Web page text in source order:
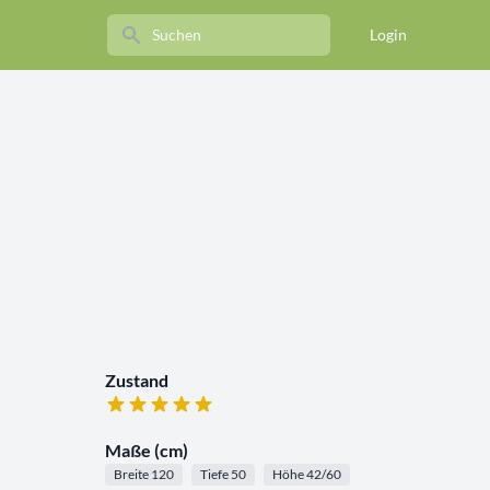
Search Login
Zustand
Maße (cm)
Breite 120 Tiefe 50 Höhe 42/60